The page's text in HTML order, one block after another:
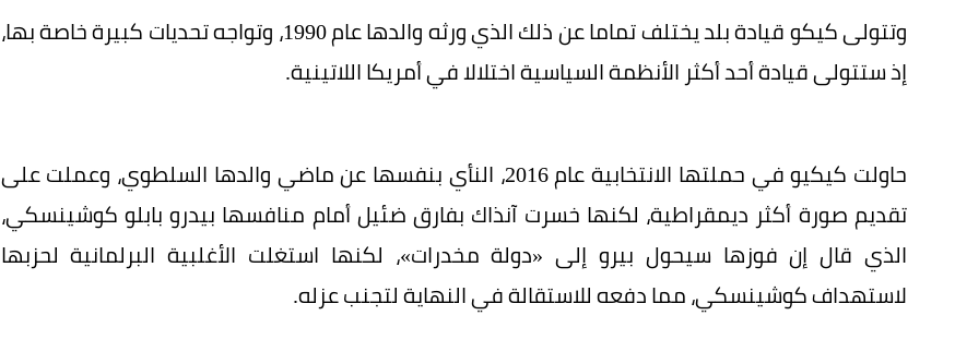
وتتولى كيكو قيادة بلد يختلف تماما عن ذلك الذي ورثه والدها عام 1990، وتواجه تحديات كبيرة خاصة بها،
إذ ستتولى قيادة أحد أكثر الأنظمة السياسية اختلالا في أمريكا اللاتينية.
حاولت كيكيو في حملتها الانتخابية عام 2016، النأي بنفسها عن ماضي والدها السلطوي، وعملت على
تقديم صورة أكثر ديمقراطية، لكنها خسرت آنذاك بفارق ضئيل أمام منافسها بيدرو بابلو كوشينسكي،
الذي قال إن فوزها سيحول بيرو إلى «دولة مخدرات»، لكنها استغلت الأغلبية البرلمانية لحزبها
لاستهداف كوشينسكي، مما دفعه للاستقالة في النهاية لتجنب عزله.